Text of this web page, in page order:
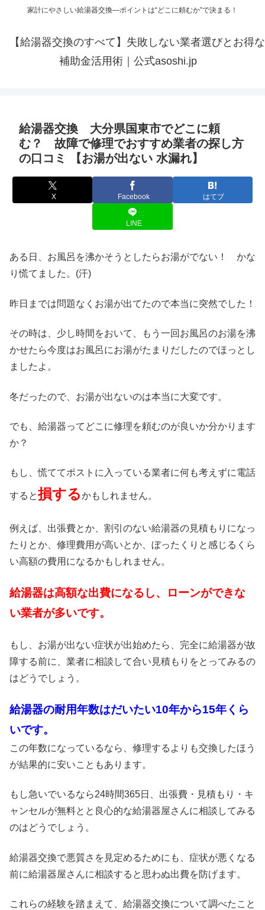
家計にやさしい給湯器交換—ポイントは“どこに頼むか”で決まる！
【給湯器交換のすべて】失敗しない業者選びとお得な
補助金活用術｜公式asoshi.jp
給湯器交換 大分県国東市でどこに頼
む？ 故障で修理でおすすめ業者の探し方
の口コミ 【お湯が出ない 水漏れ】
X Facebook はてブ
LINE
ある日、お風呂を沸かそうとしたらお湯がでない！ かな
り慌てました。(汗)
昨日までは問題なくお湯が出てたので本当に突然でした！
その時は、少し時間をおいて、もう一回お風呂のお湯を沸
かせたら今度はお風呂にお湯がたまりだしたのでほっとし
ましたよ。
冬だったので、お湯が出ないのは本当に大変です。
でも、給湯器ってどこに修理を頼むのが良いか分かります
か？
もし、慌ててポストに入っている業者に何も考えずに電話
すると損するかもしれません。
例えば、出張費とか、割引のない給湯器の見積もりになっ
たりとか、修理費用が高いとか、ぼったくりと感じるくら
い高額の費用になるかもしれません。
給湯器は高額な出費になるし、ローンができな
い業者が多いです。
もし、お湯が出ない症状が出始めたら、完全に給湯器が故
障する前に、業者に相談して合い見積もりをとってみるの
はどうでしょう。
給湯器の耐用年数はだいたい10年から15年くら
いです。
この年数になっているなら、修理するよりも交換したほう
が結果的に安いこともあります。
もし急いでいるなら24時間365日、出張費・見積もり・キ
ャンセルが無料とと良心的な給湯器屋さんに相談してみる
のはどうでしょう。
給湯器交換で悪質さを見定めるためにも、症状が悪くなる
前に給湯器屋さんに相談すると思わぬ出費を防げます。
これらの経験を踏まえて、給湯器交換について調べたこと